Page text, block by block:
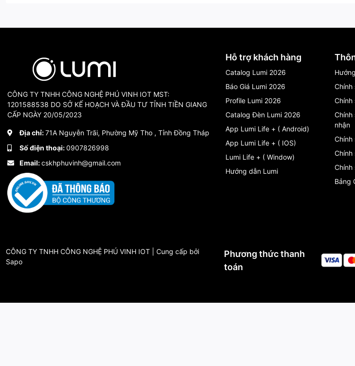
CÔNG TY TNHH CÔNG NGHỆ PHÚ VINH IOT MST:
1201588538 DO SỞ KẾ HOẠCH VÀ ĐẦU TƯ TỈNH TIỀN GIANG
CẤP NGÀY 20/05/2023
Địa chỉ:71A Nguyễn Trãi, Phường Mỹ Tho , Tỉnh Đồng Tháp
Số điện thoại:0907826998
Email:cskhphuvinh@gmail.com
Hỗ trợ khách hàng
Catalog Lumi 2026
Báo Giá Lumi 2026
Profile Lumi 2026
Catalog Đèn Lumi 2026
App Lumi Life + ( Android)
App Lumi Life + ( IOS)
Lumi Life + ( Window)
Hướng dẫn Lumi
Chính
Chính
Chính
nhận
Chính
Chính
Chính
Bảng
CÔNG TY TNHH CÔNG NGHỆ PHÚ VINH IOT | Cung cấp bởi
Sapo
Phương thức thanh
toán